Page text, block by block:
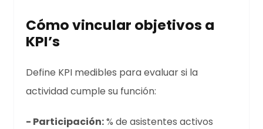
Cómo vincular objetivos a
KPI’s
Define KPI medibles para evaluar si la
actividad cumple su función:
- Participación:% de asistentes activos